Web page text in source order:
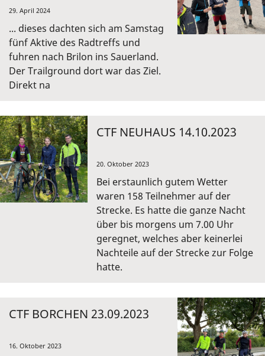
29. April 2024
... dieses dachten sich am Samstag
fünf Aktive des Radtreffs und
fuhren nach Brilon ins Sauerland.
Der Trailground dort war das Ziel.
Direkt na
CTF NEUHAUS 14.10.2023
20. Oktober 2023
Bei erstaunlich gutem Wetter
waren 158 Teilnehmer auf der
Strecke. Es hatte die ganze Nacht
über bis morgens um 7.00 Uhr
geregnet, welches aber keinerlei
Nachteile auf der Strecke zur Folge
hatte.
CTF BORCHEN 23.09.2023
16. Oktober 2023